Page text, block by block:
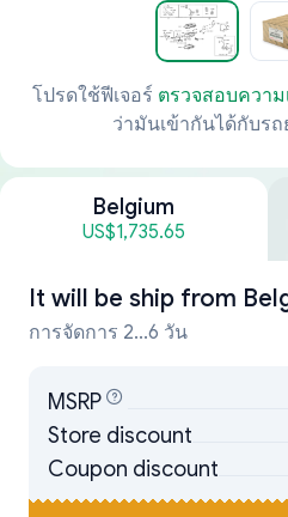
โปรดใช้ฟีเจอร์ ตรวจสอบควา
ว่ามันเข้ากันได้กับร
Belgium
US$1,735.65
It will be ship from
การจัดการ 2...6 วัน
MSRP
Store discount
Coupon discount